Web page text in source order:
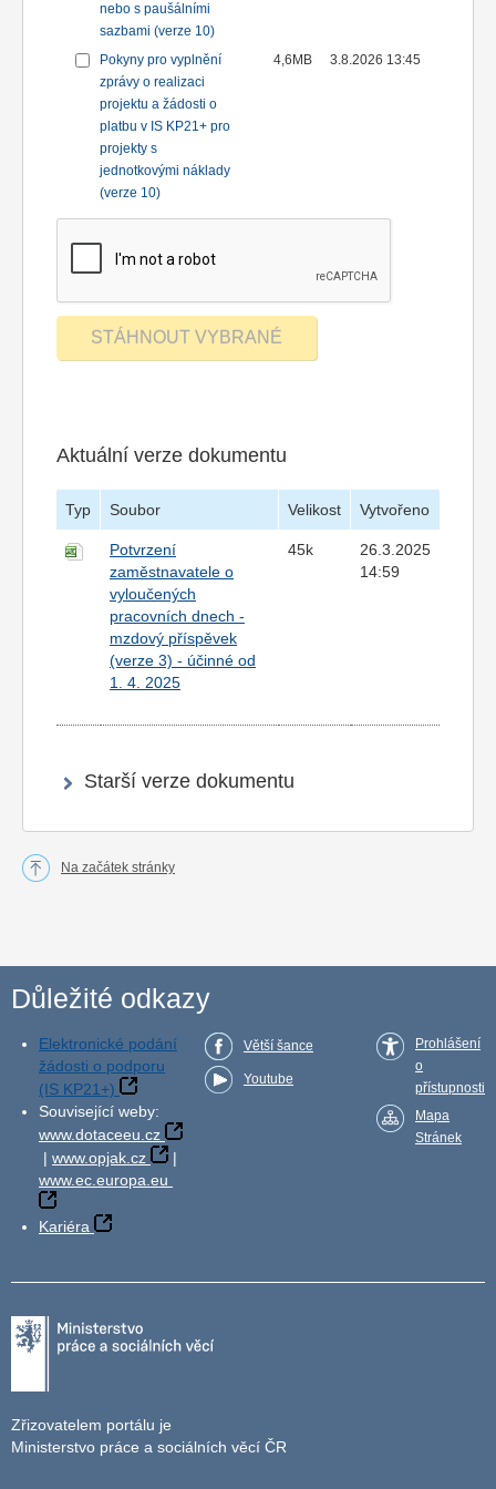
nebo s paušálními
sazbami (verze 10)
Pokyny pro vyplnění
zprávy o realizaci
projektu a žádosti o
platbu v IS KP21+ pro
projekty s
jednotkovými náklady
(verze 10)
4,6MB 3.8.2026 13:45
Aktuální verze dokumentu
Typ Soubor Velikost Vytvořeno
Potvrzení
zaměstnavatele o
vyloučených
pracovních dnech -
mzdový příspěvek
(verze 3) - účinné od
1. 4. 2025
45k
26.3.2025
14:59
Starší verze dokumentu
Na začátek stránky
Důležité odkazy
Elektronické podání
žádosti o podporu
(IS KP21+)
Související weby:
www.dotaceeu.cz
| www.opjak.cz
|
www.ec.europa.eu
Kariéra
Větší šance
Youtube
Prohlášení
o
přístupnosti
Mapa
Stránek
Zřizovatelem portálu je
Ministerstvo práce a sociálních věcí ČR